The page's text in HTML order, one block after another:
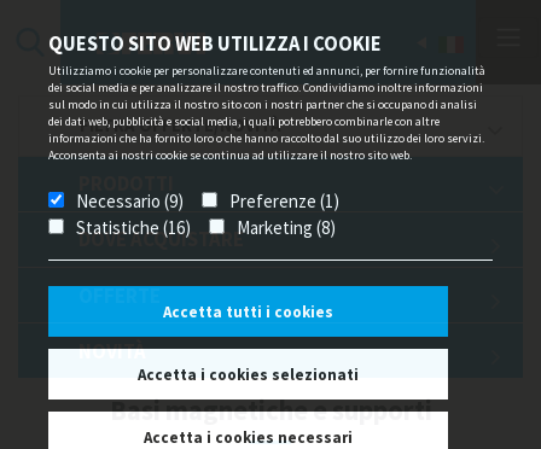
QUESTO SITO WEB UTILIZZA I COOKIE
Utilizziamo i cookie per personalizzare contenuti ed annunci, per fornire funzionalità
dei social media e per analizzare il nostro traffico. Condividiamo inoltre informazioni
sul modo in cui utilizza il nostro sito con i nostri partner che si occupano di analisi
dei dati web, pubblicità e social media, i quali potrebbero combinarle con altre
informazioni che ha fornito loro o che hanno raccolto dal suo utilizzo dei loro servizi.
Acconsenta ai nostri cookie se continua ad utilizzare il nostro sito web.
Necessario (9)
Preferenze (1)
Statistiche (16)
Marketing (8)
Accetta tutti i cookies
Accetta i cookies selezionati
Accetta i cookies necessari
FILTRA OFFERTE/NOVITÀ
DOVE ACQUISTARE
OFFERTE
NOVITÀ
Basi magnetiche e supporti